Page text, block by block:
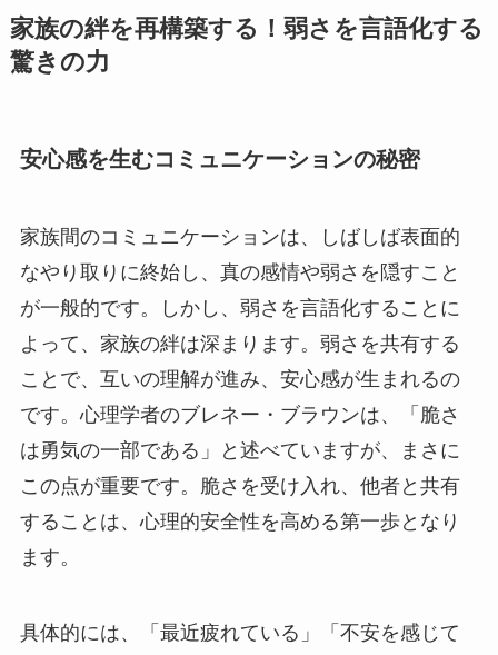
家族の絆を再構築する！弱さを言語化する
驚きの力
安心感を生むコミュニケーションの秘密
家族間のコミュニケーションは、しばしば表面的
なやり取りに終始し、真の感情や弱さを隠すこと
が一般的です。しかし、弱さを言語化することに
よって、家族の絆は深まります。弱さを共有する
ことで、互いの理解が進み、安心感が生まれるの
です。心理学者のブレネー・ブラウンは、「脆さ
は勇気の一部である」と述べていますが、まさに
この点が重要です。脆さを受け入れ、他者と共有
することは、心理的安全性を高める第一歩となり
ます。
具体的には、「最近疲れている」「不安を感じて